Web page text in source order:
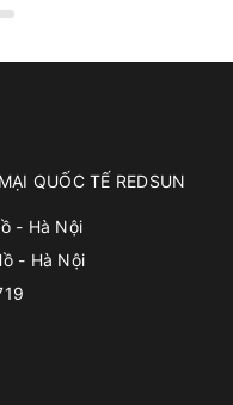
QUỐC TẾ REDSUN
- Hà Nội
- Hà Nội